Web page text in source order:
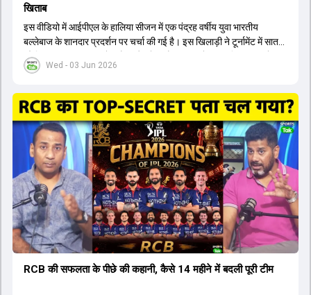
Wed - 03 Jun 2026
खिताब
इस वीडियो में आईपीएल के हालिया सीजन में एक पंद्रह वर्षीय युवा भारतीय
बल्लेबाज के शानदार प्रदर्शन पर चर्चा की गई है। इस खिलाड़ी ने टूर्नामेंट में सात
सौ छिहत्तर रन बनाकर ऑरेंज कैप और मोस्ट वैल्युएबल प्लेयर का खिताब अपने नाम
किया है। वीडियो में बताया गया है कि ऑस्ट्रेलियाई टीम के वर्तमान कप्तान और
ऑस्ट्रेलियाई कप्तान के अनुसार, शुरुआत में लोगों को इस खिलाड़ी के प्रदर्शन पर
संदेह था, लेकिन अब उसने खुद को एक बेहतरीन बल्लेबाज साबित कर दिया है जो
गेंद को बाउंड्री के काफी पार मारने की क्षमता रखता है। वहीं, इंग्लैंड के पूर्व कप्तान
ने कहा कि टूर्नामेंट जीतने वाली टीम के अलावा इस सीजन की सबसे बड़ी बात इस
युवा खिलाड़ी का प्रदर्शन रहा है, जिसे देखने के लिए स्टेडियम में भारी भीड़ उमड़ती
थी। शानदार प्रदर्शन के बाद इस युवा खिलाड़ी को श्रीलंका में होने वाली
त्रिकोणीय सीरीज के लिए इंडिया ए टीम में भी शामिल कर लिया गया है।
RCB की सफलता के पीछे की कहानी, कैसे 14 महीने में बदली पूरी टीम